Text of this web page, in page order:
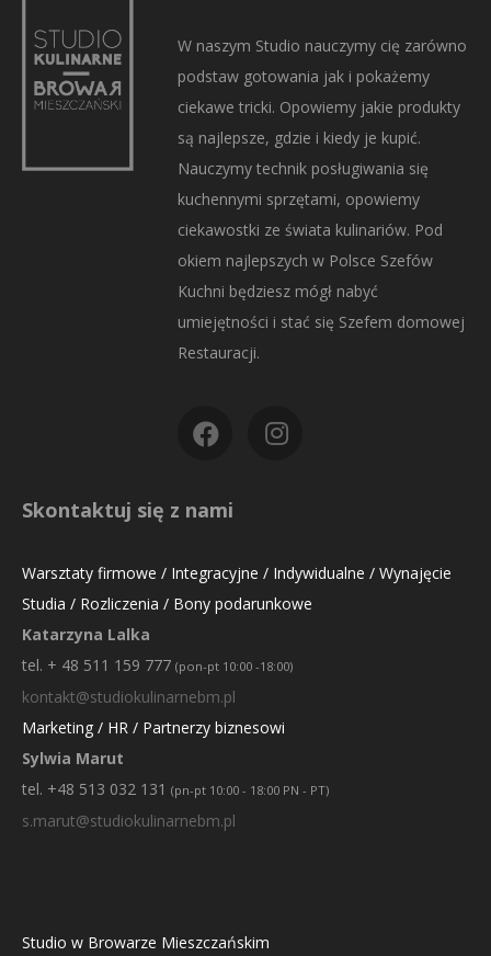
W naszym Studio nauczymy cię zarówno
podstaw gotowania jak i pokażemy
ciekawe tricki. Opowiemy jakie produkty
są najlepsze, gdzie i kiedy je kupić.
Nauczymy technik posługiwania się
kuchennymi sprzętami, opowiemy
ciekawostki ze świata kulinariów. Pod
okiem najlepszych w Polsce Szefów
Kuchni będziesz mógł nabyć
umiejętności i stać się Szefem domowej
Restauracji.
Skontaktuj się z nami
Warsztaty firmowe / Integracyjne / Indywidualne / Wynajęcie
Studia / Rozliczenia / Bony podarunkowe
Katarzyna Lalka
tel. + 48 511 159 777 (pon-pt 10:00 -18:00)
kontakt@studiokulinarnebm.pl
Marketing / HR / Partnerzy biznesowi
Sylwia Marut
tel. +48 513 032 131 (pn-pt 10:00 - 18:00 PN - PT)
s.marut@studiokulinarnebm.pl
Studio w Browarze Mieszczańskim